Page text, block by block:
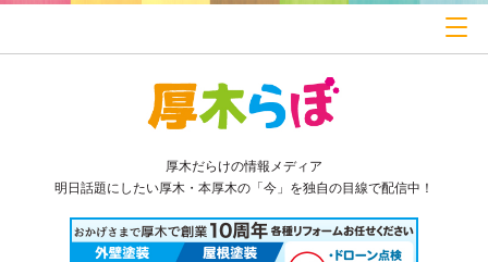
厚木だらけの情報メディア
明日話題にしたい厚木・本厚木の「今」を独自の目線で配信中！